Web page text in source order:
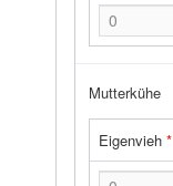
Mutterkühe
Eigenvieh*